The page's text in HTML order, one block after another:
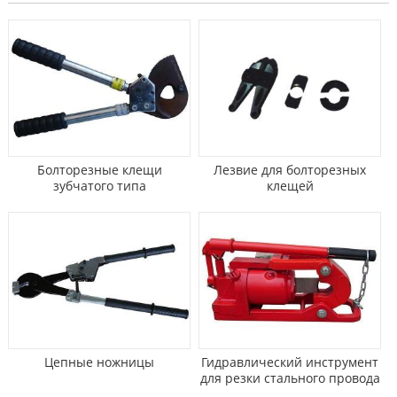
Болторезные клещи
зубчатого типа
Лезвие для болторезных
клещей
Цепные ножницы
Гидравлический инструмент
для резки стального провода